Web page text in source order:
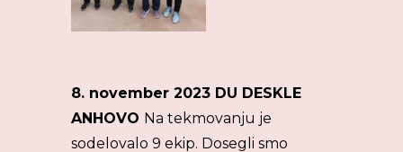
8. november 2023 DU DESKLE
ANHOVO Na tekmovanju je
sodelovalo 9 ekip. Dosegli smo